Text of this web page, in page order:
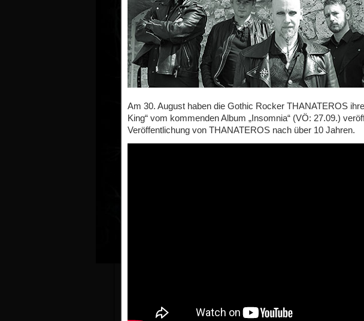
Am 30. August haben die Gothic Rocker THANATEROS
King“ vom kommenden Album „Insomnia“ (VÖ: 27.09.)
Veröffentlichung von THANATEROS nach über 10 Jahren.